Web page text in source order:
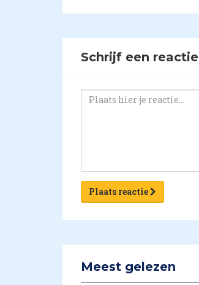
Schrijf een reactie
Plaats reactie
Meest gelezen